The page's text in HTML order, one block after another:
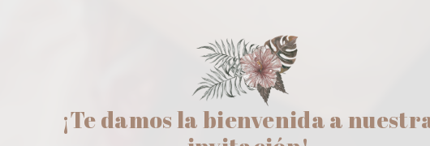
¡Te damos la bienvenida a